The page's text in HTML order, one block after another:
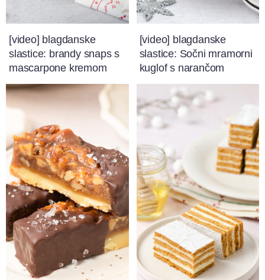
[video] blagdanske
slastice: brandy snaps s
mascarpone kremom
[video] blagdanske
slastice: Sočni mramorni
kuglof s narančom